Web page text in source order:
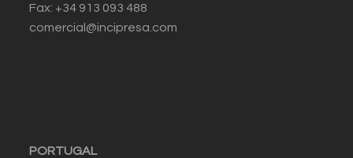
Fax: +34 913 093 488
comercial@incipresa.com
PORTUGAL